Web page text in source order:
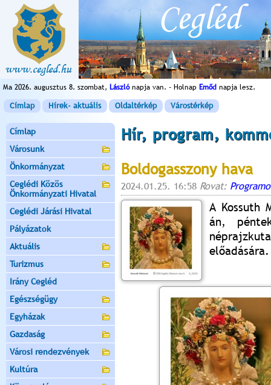
Ma 2026. augusztus 8. szombat, Lászlónapja van. - Holnap Emőd napja lesz.
Címlap Hírek- aktuális Oldaltérkép Várostérkép
Címlap
Városunk
Önkormányzat
Ceglédi Közös
Önkormányzati Hivatal
Ceglédi Járási Hivatal
Pályázatok
Aktuális
Turizmus
Irány Cegléd
Egészségügy
Egyházak
Gazdaság
Városi rendezvények
Kultúra
Hír, program,
Boldogasszony hava
2024.01.25. 16:58 Rovat:
A Kossuth
án,
előadására.